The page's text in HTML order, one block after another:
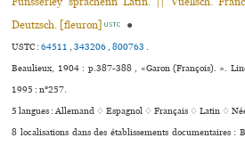
Deutzsch. [fleuron]
USTC ●
USTC :64511,343206,800763.
Beaulieux, 1904 : p.387-388 , «Garon (François). ».
1995 : n°257.
5 langues :Allemand ♢Espagnol ♢Français ♢Latin ♢
8 localisations dans des établissements documentaires